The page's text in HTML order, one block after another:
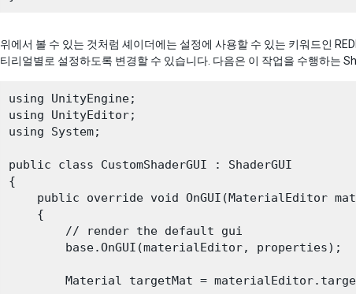
위에서 볼 수 있는 것처럼 셰이더에는 설정에 사용할 수 있는 키워드인
티리얼별로 설정하도록 변경할 수 있습니다. 다음은 이 작업을 수행하는
using UnityEngine;
using UnityEditor;
using System;
public class CustomShaderGUI : ShaderGUI
{
public override void OnGUI(MaterialEditor
    {
        // render the default gui
        base.OnGUI(materialEditor, properties);
Material targetMat =